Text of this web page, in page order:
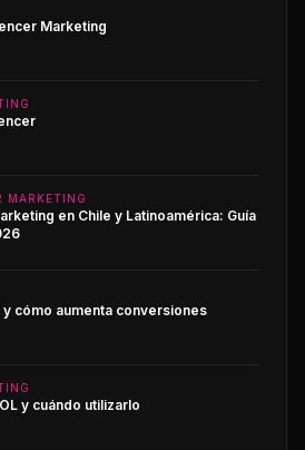
Marketing
MARKETING
en Chile y Latinoamérica: Guía
y cómo aumenta conversiones
y cuándo utilizarlo